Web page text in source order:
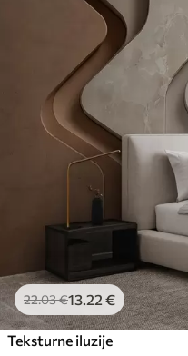
22.03€13.22 €
Teksturne iluzije